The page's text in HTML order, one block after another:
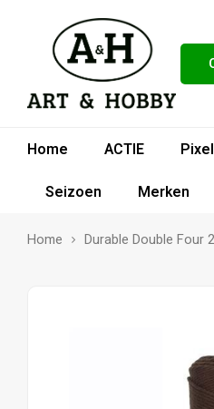
Home ACTIE
Seizoen
Merken
Home Durable Double Four